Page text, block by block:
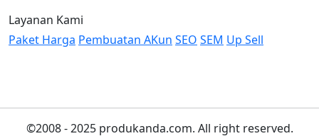
Layanan Kami
Paket Harga Pembuatan AKun SEO SEM Up Sell
©2008 - 2025 produkanda.com. All right reserved.